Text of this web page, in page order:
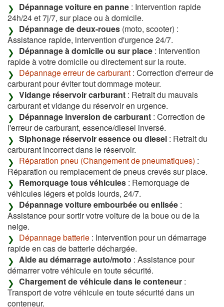
Dépannage voiture en panne : Intervention rapide
24h/24 et 7j/7, sur place ou à domicile.
Dépannage de deux-roues (moto, scooter) :
Assistance rapide, intervention d'urgence 24/7.
Dépannage à domicile ou sur place : Intervention
rapide à votre domicile ou directement sur la route.
Dépannage erreur de carburant : Correction d'erreur de
carburant pour éviter tout dommage moteur.
Vidange réservoir carburant : Retrait du mauvais
carburant et vidange du réservoir en urgence.
Dépannage inversion de carburant : Correction de
l'erreur de carburant, essence/diesel inversé.
Siphonage réservoir essence ou diesel : Retrait du
carburant incorrect dans le réservoir.
Réparation pneu (Changement de pneumatiques) :
Réparation ou remplacement de pneus crevés sur place.
Remorquage tous véhicules : Remorquage de
véhicules légers et poids lourds, 24/7.
Dépannage voiture embourbée ou enlisée :
Assistance pour sortir votre voiture de la boue ou de la
neige.
Dépannage batterie : Intervention pour un démarrage
rapide en cas de batterie déchargée.
Aide au démarrage auto/moto : Assistance pour
démarrer votre véhicule en toute sécurité.
Chargement de véhicule dans le conteneur :
Transport de votre véhicule en toute sécurité dans un
conteneur.